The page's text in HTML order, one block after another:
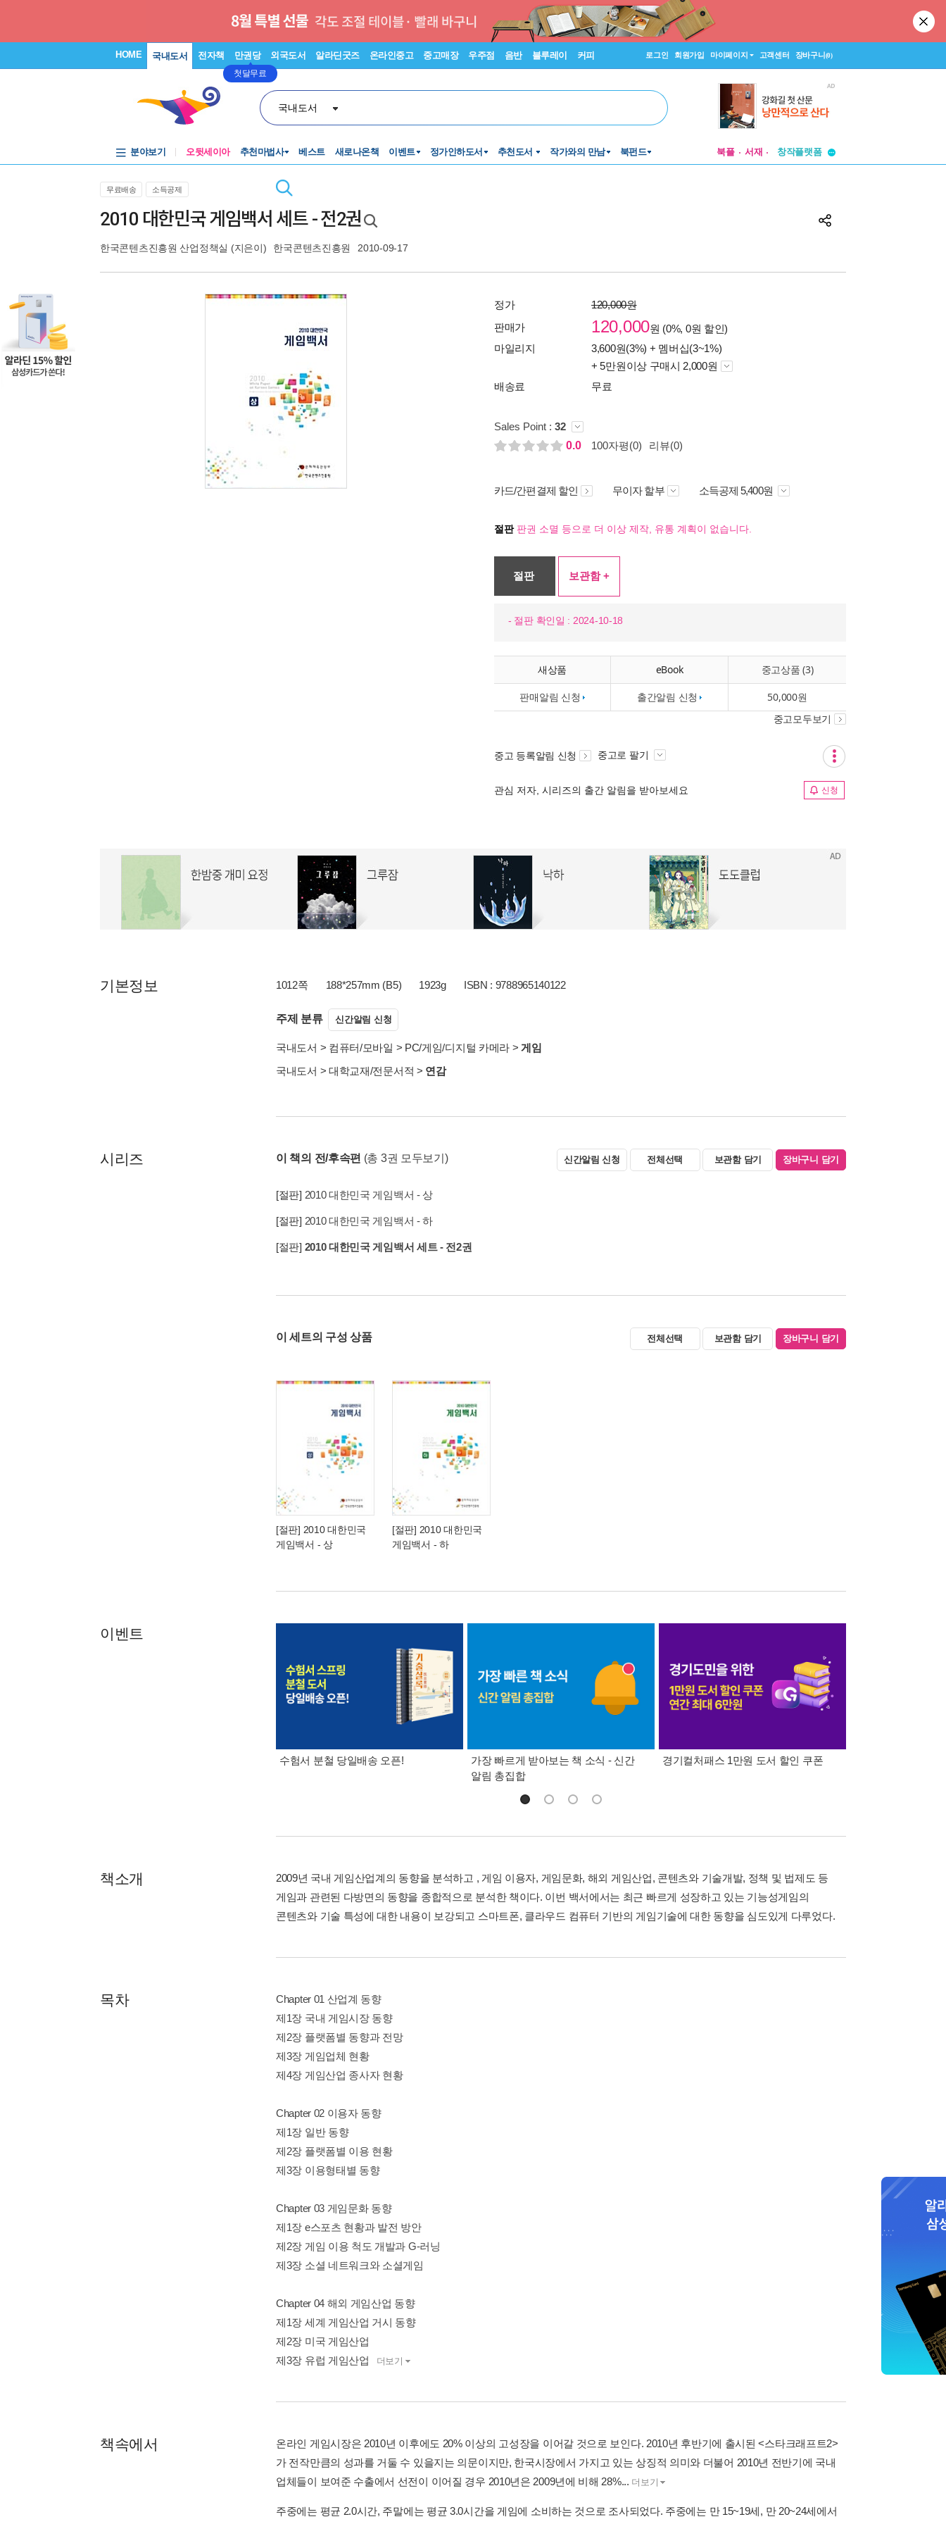
HOME 국내도서 전자책 만권당
첫달무료
외국도서 알라딘굿즈 온라인중고 중고매장 우주점 음반 블루레이 커피 로그인 회원가입 마이페이지 고객센터 장바구니(0)
국내도서
분야보기 오뒷세이아 추천마법사 베스트 새로나온책 이벤트 정가인하도서 추천도서 작가와의 만남 북펀드 북플 서재
창작플랫폼
무료배송
소득공제
2010 대한민국 게임백서 세트 - 전2권
한국콘텐츠진흥원 산업정책실 (지은이) 한국콘텐츠진흥원 2010-09-17
정가
120,000원
판매가
120,000원 (0%, 0원 할인)
마일리지
3,600원(3%) + 멤버십(3~1%)
+ 5만원이상 구매시 2,000원
배송료
무료
Sales Point : 32
0.0
100자평(0) 리뷰(0)
카드/간편결제 할인 무이자 할부 소득공제 5,400원
절판판권 소멸 등으로 더 이상 제작, 유통 계획이 없습니다.
절판 보관함 +
- 절판 확인일 : 2024-10-18
새상품 eBook 중고상품 (3)
판매알림 신청 출간알림 신청 50,000원
중고모두보기
중고 등록알림 신청 중고로 팔기
관심 저자, 시리즈의 출간 알림을 받아보세요 신청
기본정보 1012쪽 188*257mm (B5) 1923g ISBN : 9788965140122
주제 분류 신간알림 신청
국내도서 > 컴퓨터/모바일 > PC/게임/디지털 카메라 >게임
국내도서 > 대학교재/전문서적 > 연감
시리즈 이 책의 전/후속편 (총 3권 모두보기) 신간알림 신청 전체선택 보관함 담기 장바구니 담기
[절판] 2010 대한민국 게임백서 - 상
[절판] 2010 대한민국 게임백서 - 하
[절판] 2010 대한민국 게임백서 세트 - 전2권
이 세트의 구성 상품 전체선택 보관함 담기 장바구니 담기
[절판] 2010 대한민국
게임백서 - 상
[절판] 2010 대한민국
게임백서 - 하
이벤트
수험서 분철 당일배송 오픈!
가장 빠르게 받아보는 책 소식 - 신간
알림 총집합
경기컬처패스 1만원 도서 할인 쿠폰
책소개
2009년 국내 게임산업계의 동향을 분석하고 , 게임 이용자, 게임문화, 해외 게임산업, 콘텐츠와 기술개발, 정책 및 법제도 등
게임과 관련된 다방면의 동향을 종합적으로 분석한 책이다. 이번 백서에서는 최근 빠르게 성장하고 있는 기능성게임의
콘텐츠와 기술 특성에 대한 내용이 보강되고 스마트폰, 클라우드 컴퓨터 기반의 게임기술에 대한 동향을 심도있게 다루었다.
목차
Chapter 01 산업계 동향
제1장 국내 게임시장 동향
제2장 플랫폼별 동향과 전망
제3장 게임업체 현황
제4장 게임산업 종사자 현황
Chapter 02 이용자 동향
제1장 일반 동향
제2장 플랫폼별 이용 현황
제3장 이용형태별 동향
Chapter 03 게임문화 동향
제1장 e스포츠 현황과 발전 방안
제2장 게임 이용 척도 개발과 G-러닝
제3장 소셜 네트워크와 소셜게임
Chapter 04 해외 게임산업 동향
제1장 세계 게임산업 거시 동향
제2장 미국 게임산업
제3장 유럽 게임산업
더보기
책속에서
온라인 게임시장은 2010년 이후에도 20% 이상의 고성장을 이어갈 것으로 보인다. 2010년 후반기에 출시된 <스타크래프트2>
가 전작만큼의 성과를 거둘 수 있을지는 의문이지만, 한국시장에서 가지고 있는 상징적 의미와 더불어 2010년 전반기에 국내
업체들이 보여준 수출에서 선전이 이어질 경우 2010년은 2009년에 비해 28%... 더보기
주중에는 평균 2.0시간, 주말에는 평균 3.0시간을 게임에 소비하는 것으로 조사되었다. 주중에는 만 15~19세, 만 20~24세에서